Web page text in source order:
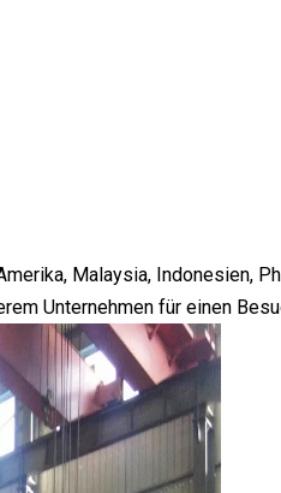
Malaysia, Indonesien,
Unternehmen für einen